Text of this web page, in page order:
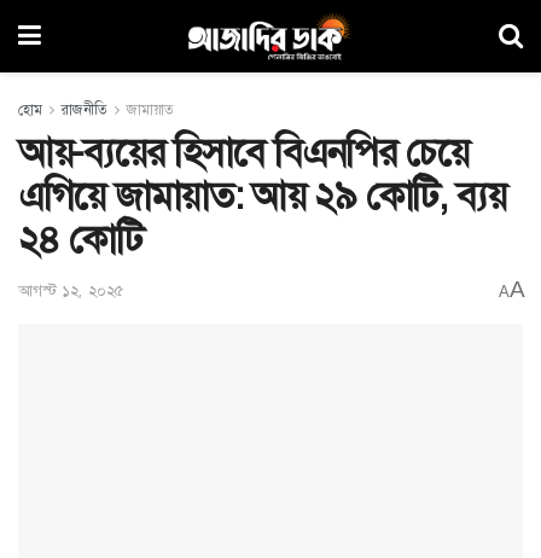
হোম রাজনীতি জামায়াত
আয়-ব্যয়ের হিসাবে বিএনপির চেয়ে
এগিয়ে জামায়াত: আয় ২৯ কোটি, ব্যয়
২৪ কোটি
আগস্ট ১২, ২০২৫ AA